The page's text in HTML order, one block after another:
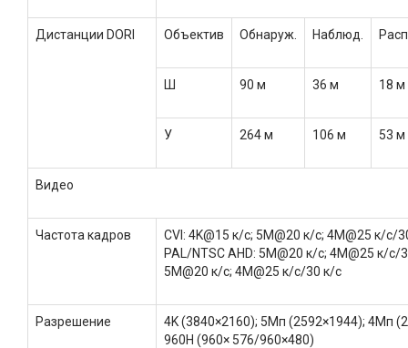
Дистанции DORI Объектив Обнаруж. Наблюд.
Ш 90 м 36 м 18 м
У 264 м 106 м 53 м
Видео
Частота кадров
CVI: 4K@15 к/с; 5M@20 к/с; 4M@25 к/с/
PAL/NTSC AHD: 5M@20 к/с; 4M@25 к/с/
5M@20 к/с; 4M@25 к/с/30 к/с
Разрешение
4K (3840×2160); 5Mп (2592×1944); 4Mп
960H (960× 576/960×480)